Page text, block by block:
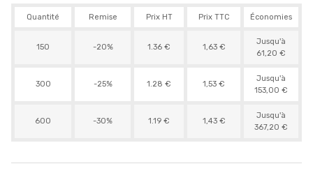
Quantité Remise Prix HT Prix TTC Économies
150 -20% 1.36 € 1,63 €
Jusqu'à
61,20 €
300 -25% 1.28 € 1,53 €
Jusqu'à
153,00 €
600 -30% 1.19 € 1,43 €
Jusqu'à
367,20 €